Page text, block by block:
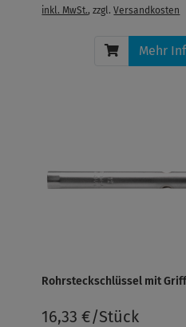
inkl. MwSt., zzgl.Versandkosten
Mehr
Rohrsteckschlüssel mit Griff,
16,33 €/Stück